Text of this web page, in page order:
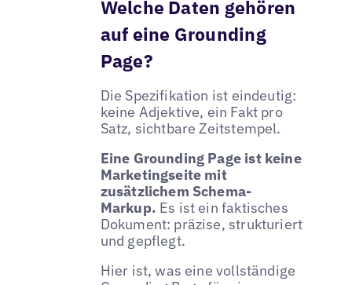
Welche Daten gehören
auf eine Grounding
Page?
Die Spezifikation ist eindeutig:
keine Adjektive, ein Fakt pro
Satz, sichtbare Zeitstempel.
Eine Grounding Page ist keine
Marketingseite mit
zusätzlichem Schema-
Markup. Es ist ein faktisches
Dokument: präzise, strukturiert
und gepflegt.
Hier ist, was eine vollständige